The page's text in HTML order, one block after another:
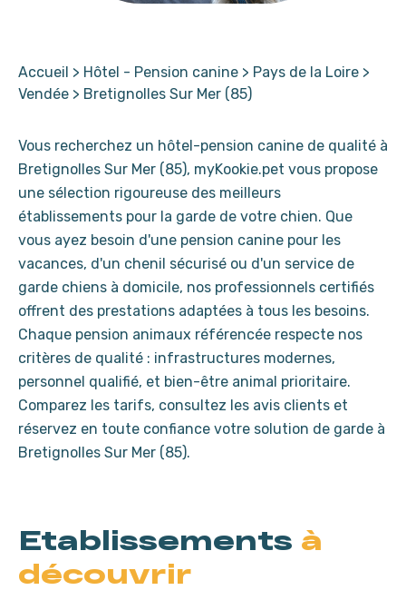
Accueil > Hôtel - Pension canine > Pays de la Loire >
Vendée > Bretignolles Sur Mer (85)
Vous recherchez un hôtel-pension canine de qualité à
Bretignolles Sur Mer (85), myKookie.pet vous propose
une sélection rigoureuse des meilleurs
établissements pour la garde de votre chien. Que
vous ayez besoin d'une pension canine pour les
vacances, d'un chenil sécurisé ou d'un service de
garde chiens à domicile, nos professionnels certifiés
offrent des prestations adaptées à tous les besoins.
Chaque pension animaux référencée respecte nos
critères de qualité : infrastructures modernes,
personnel qualifié, et bien-être animal prioritaire.
Comparez les tarifs, consultez les avis clients et
réservez en toute confiance votre solution de garde à
Bretignolles Sur Mer (85).
Etablissements à
découvrir